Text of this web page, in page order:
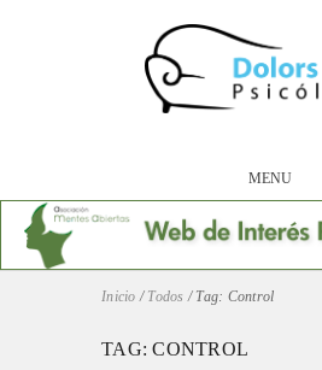
MENU
Inicio / Todos / Tag: Control
TAG: CONTROL